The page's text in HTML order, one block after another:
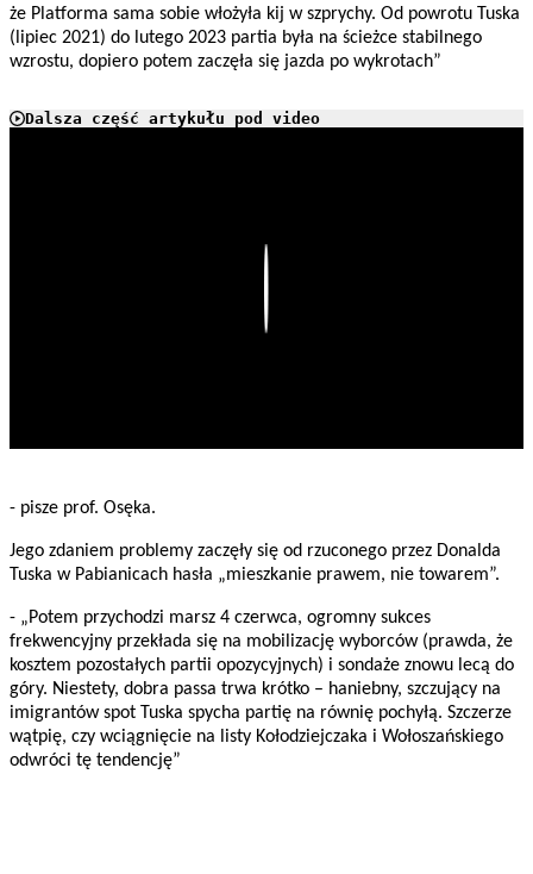
że Platforma sama sobie włożyła kij w szprychy. Od powrotu Tuska
(lipiec 2021) do lutego 2023 partia była na ścieżce stabilnego
wzrostu, dopiero potem zaczęła się jazda po wykrotach”
Dalsza część artykułu pod video
- pisze prof. Osęka.
Jego zdaniem problemy zaczęły się od rzuconego przez Donalda
Tuska w Pabianicach hasła „mieszkanie prawem, nie towarem”.
- „Potem przychodzi marsz 4 czerwca, ogromny sukces
frekwencyjny przekłada się na mobilizację wyborców (prawda, że
kosztem pozostałych partii opozycyjnych) i sondaże znowu lecą do
góry. Niestety, dobra passa trwa krótko – haniebny, szczujący na
imigrantów spot Tuska spycha partię na równię pochyłą. Szczerze
wątpię, czy wciągnięcie na listy Kołodziejczaka i Wołoszańskiego
odwróci tę tendencję”